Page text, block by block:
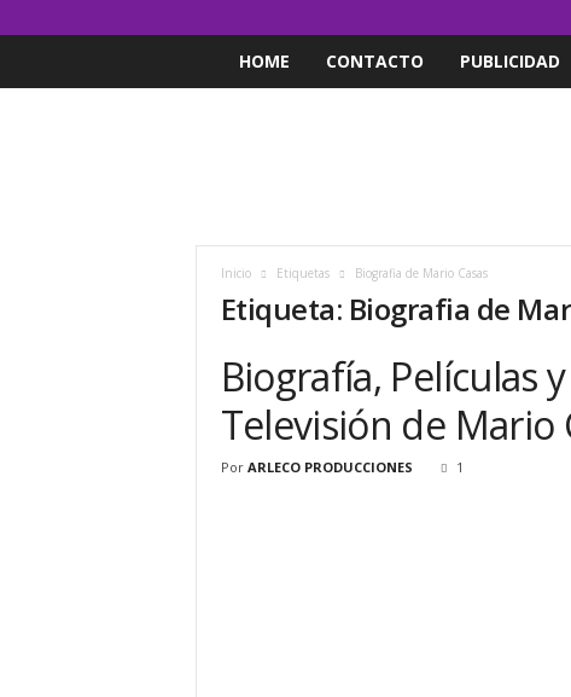
HOME CONTACTO PUBLICIDAD
Inicio Etiquetas Biografia de Mario Casas
Etiqueta: Biografia de
Biografía, Películas
Televisión de Mario
Por ARLECO PRODUCCIONES 1